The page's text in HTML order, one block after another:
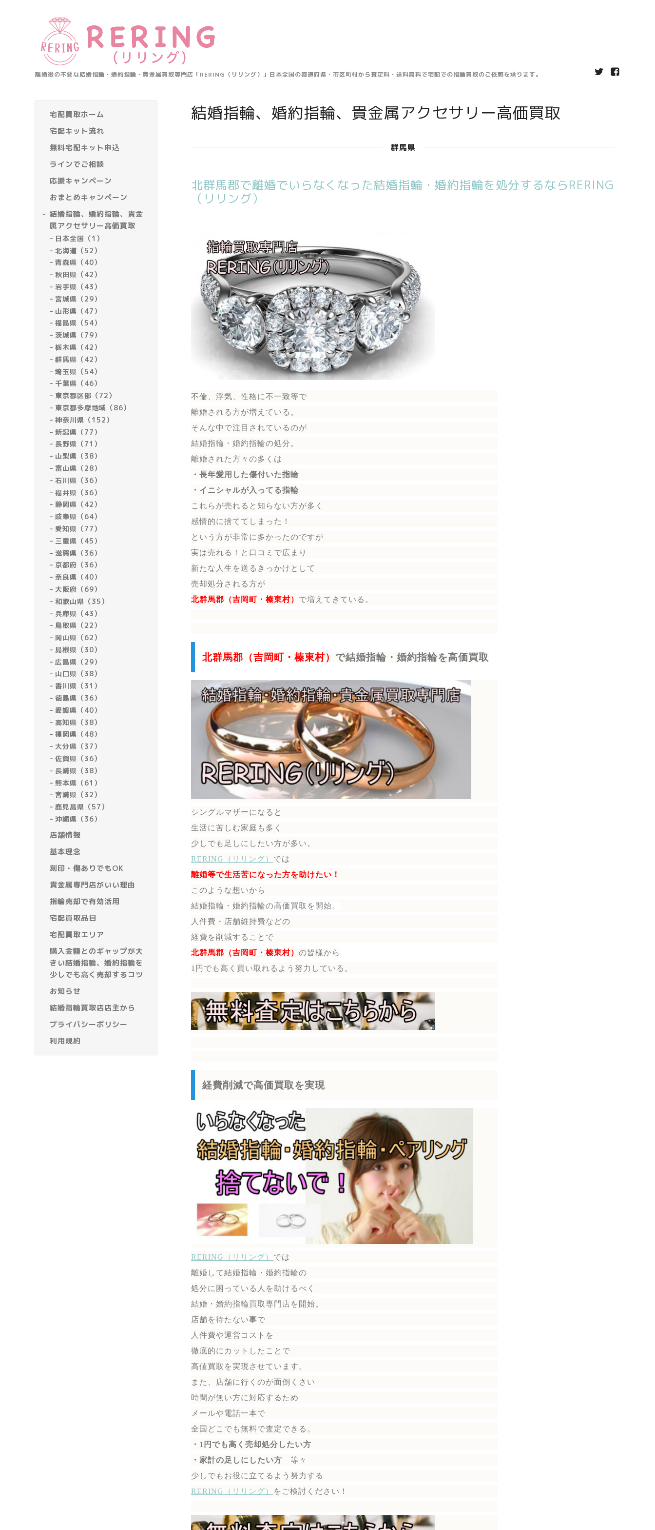
離婚後の不要な結婚指輪・婚約指輪・貴金属買取専門店「RERING（リリング）」日本全国の都道府県・市区町村から査定料・送料無料で宅配での指輪買取のご依頼を承ります。
宅配買取ホーム
宅配キット流れ
無料宅配キット申込
ラインでご相談
応援キャンペーン
おまとめキャンペーン
結婚指輪、婚約指輪、貴金
属アクセサリー高価買取
日本全国（1）
北海道（52）
青森県（40）
秋田県（42）
岩手県（43）
宮城県（29）
山形県（47）
福島県（54）
茨城県（79）
栃木県（42）
群馬県（42）
埼玉県（54）
千葉県（46）
東京都区部（72）
東京都多摩地域（86）
神奈川県（152）
新潟県（77）
長野県（71）
山梨県（38）
富山県（28）
石川県（36）
福井県（36）
静岡県（42）
岐阜県（64）
愛知県（77）
三重県（45）
滋賀県（36）
京都府（36）
奈良県（40）
大阪府（69）
和歌山県（35）
兵庫県（43）
鳥取県（22）
岡山県（62）
島根県（30）
広島県（29）
山口県（38）
香川県（31）
徳島県（36）
愛媛県（40）
高知県（38）
福岡県（48）
大分県（37）
佐賀県（36）
長崎県（38）
熊本県（61）
宮崎県（32）
鹿児島県（57）
沖縄県（36）
店舗情報
基本理念
刻印・傷ありでもOK
貴金属専門店がいい理由
指輪売却で有効活用
宅配買取品目
宅配買取エリア
購入金額とのギャップが大
きい結婚指輪、婚約指輪を
少しでも高く売却するコツ
お知らせ
結婚指輪買取店店主から
プライバシーポリシー
利用規約
結婚指輪、婚約指輪、貴金属アクセサリー高価買取
群馬県
北群馬郡で離婚でいらなくなった結婚指輪・婚約指輪を処分するならRERING
（リリング）
不倫、浮気、性格に不一致等で
離婚される方が増えている。
そんな中で注目されているのが
結婚指輪 ・婚約指輪の処分。
離婚された方々の多くは
・長年愛用した傷付いた指輪
・イニシャルが入ってる指輪
これらが売れると知らない方が多く
感情的に捨ててしまった！
という方が非常に多かったのですが
実は売れる！と口コミで広まり
新たな人生を送る きっかけとして
売却処分される方が
北群馬郡（吉岡町・榛東村） で増えてきている。
北群馬郡（吉岡町・榛東村） で結婚指輪・婚約指輪を高価買取
シングルマザーになると
生活に苦しむ家庭も多く
少しでも足しにしたい方が多い。
RERING（リリング） では
離婚等で生活苦になった方を助けたい！
このような想いから
結婚指輪・婚約指輪の高価買取を開始。
人件費・店舗維持費などの
経費を削減することで
北群馬郡（吉岡町・榛東村） の皆様から
1円でも高く買い取れるよう努力している。
経費削減で高価買取を実現
RERING（リリング） では
離婚して結婚指輪・婚約指輪の
処分に困っている人を助けるべく
結婚・婚約指輪買取専門店を開始。
店舗を待たない事で
人件費や運営コストを
徹底的にカットしたことで
高値買取を実現させています。
また、店舗に行くのが面倒くさい
時間が無い方に対応するため
メールや電話一本で
全国どこでも無料で査定できる。
・1円でも高く売却処分したい方
・家計の足しにしたい方 等々
少しでもお役に立てるよう努力する
RERING（リリング）
を ご検討ください！